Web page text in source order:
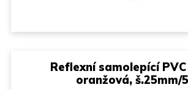
Reflexní samolepící
oranžová, š.25mm/